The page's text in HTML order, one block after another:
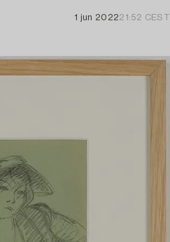
1 jun 202221:52 CEST